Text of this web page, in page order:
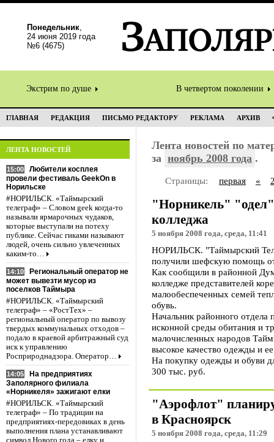
Понедельник,
24 июня 2019 года
№6 (4675)
Экстрим по душе В четвертом поколении
ГЛАВНАЯ РЕДАКЦИЯ ПИСЬМО РЕДАКТОРУ РЕКЛАМА АРХИВ
ЛЕНТА НОВОСТЕЙ
15:00
Любители косплея
провели фестиваль GeekOn в
Норильске
#НОРИЛЬСК. «Таймырский
телеграф» – Словом geek когда-то
называли ярмарочных чудаков,
которые выступали на потеху
публике. Сейчас гиками называют
людей, очень сильно увлеченных
каким-то…
14:10
Региональный оператор не
может вывезти мусор из
поселков Таймыра
#НОРИЛЬСК. «Таймырский
телеграф» – «РостТех» –
региональный оператор по вывозу
твердых коммунальных отходов –
подало в краевой арбитражный суд
иск к управлению
Росприроднадзора. Оператор…
14:05
На предприятиях
Заполярного филиала
«Норникеля» зажигают елки
#НОРИЛЬСК. «Таймырский
телеграф» – По традиции на
предприятиях-передовиках в день
выполнения плана устанавливают
символ Нового года – елку и
Лента новостей по
за ноябрь 2008 года .
Страницы: первая «
"Норникель" "одел"
колледжа
5 ноября 2008 года, среда, 11:41
НОРИЛЬСК. "Таймырский
получили шефскую помощь
Как сообщили в районной
колледже представителей
малообеспеченных семей
обувь.
Начальник районного
исконной среды обитания и
малочисленных народов
высокое качество одежды и
На покупку одежды и обуви
300 тыс. руб.
"Аэрофлот"
в Красноярск
5 ноября 2008 года, среда, 11:29